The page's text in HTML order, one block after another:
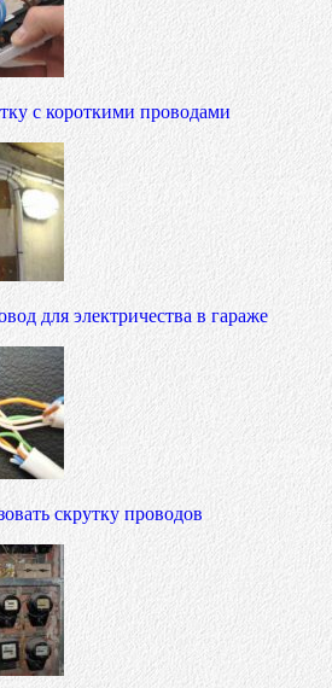
с короткими проводами
для электричества в гараже
скрутку проводов